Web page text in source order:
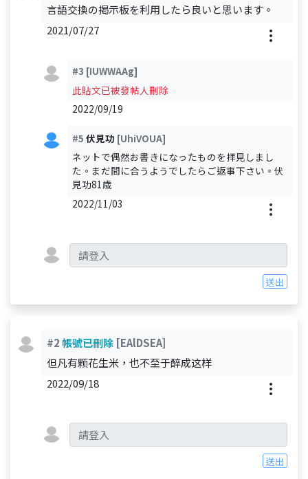
言語交換の掲示板を利用したら良いと思います。
2021/07/27
#3 [IUWWAAg]
此貼文已被發帖人刪除
2022/09/19
#5 伏見功 [UhiVOUA]
ネットで偶然お書きになったものを拝見しまし
た。まだ間に合うようでしたらご返事下さい。伏
見功81歳
2022/11/03
送出
#2帳號已刪除 [EAlDSEA]
但凡有颗花生米，也不至于醉成这样
2022/09/18
送出